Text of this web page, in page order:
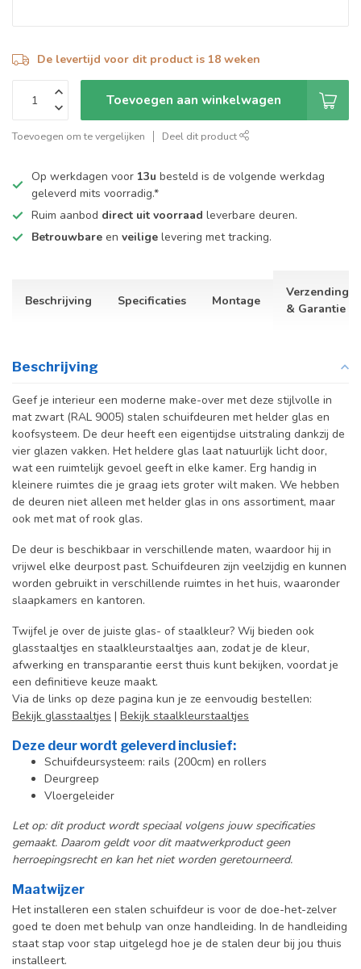
De levertijd voor dit product is 18 weken
Toevoegen aan winkelwagen
Toevoegen om te vergelijken Deel dit product
Op werkdagen voor 13u besteld is de volgende werkdag
geleverd mits voorradig.*
Ruim aanbod direct uit voorraad leverbare deuren.
Betrouwbare en veilige levering met tracking.
Beschrijving Specificaties Montage
Verzending
& Garantie
Beschrijving
Geef je interieur een moderne make-over met deze stijlvolle in
mat zwart (RAL 9005) stalen schuifdeuren met helder glas en
koofsysteem. De deur heeft een eigentijdse uitstraling dankzij de
vier glazen vakken. Het heldere glas laat natuurlijk licht door,
wat een ruimtelijk gevoel geeft in elke kamer. Erg handig in
kleinere ruimtes die je graag iets groter wilt maken. We hebben
de deuren niet alleen met helder glas in ons assortiment, maar
ook met mat of rook glas.
De deur is beschikbaar in verschillende maten, waardoor hij in
vrijwel elke deurpost past. Schuifdeuren zijn veelzijdig en kunnen
worden gebruikt in verschillende ruimtes in het huis, waaronder
slaapkamers en kantoren.
Twijfel je over de juiste glas- of staalkleur? Wij bieden ook
glasstaaltjes en staalkleurstaaltjes aan, zodat je de kleur,
afwerking en transparantie eerst thuis kunt bekijken, voordat je
een definitieve keuze maakt.
Via de links op deze pagina kun je ze eenvoudig bestellen:
Bekijk glasstaaltjes | Bekijk staalkleurstaaltjes
Deze deur wordt geleverd inclusief:
Schuifdeursysteem: rails (200cm) en rollers
Deurgreep
Vloergeleider
Let op: dit product wordt speciaal volgens jouw specificaties
gemaakt. Daarom geldt voor dit maatwerkproduct geen
herroepingsrecht en kan het niet worden geretourneerd.
Maatwijzer
Het installeren een stalen schuifdeur is voor de doe-het-zelver
goed te doen met behulp van onze handleiding. In de handleiding
staat stap voor stap uitgelegd hoe je de stalen deur bij jou thuis
installeert.